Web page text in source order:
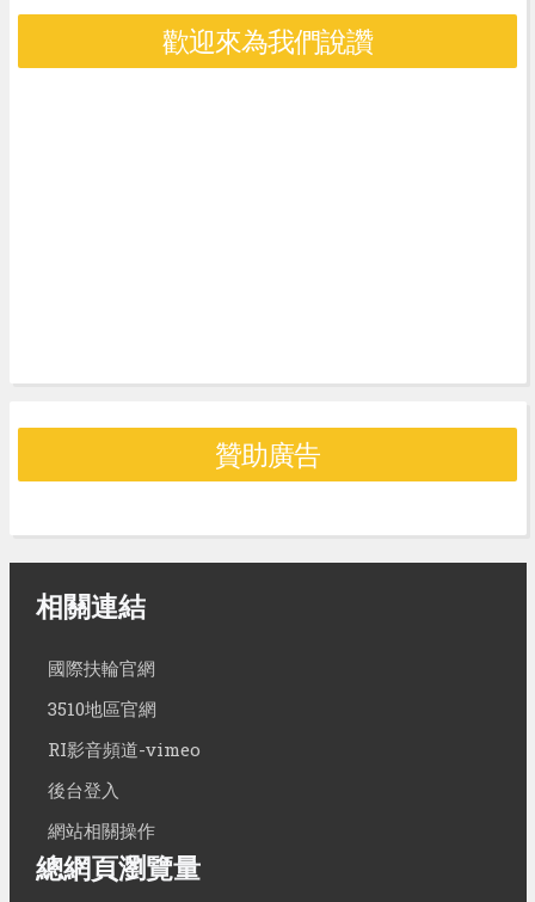
歡迎來為我們說讚
贊助廣告
相關連結
國際扶輪官網
3510地區官網
RI影音頻道-vimeo
後台登入
網站相關操作
總網頁瀏覽量